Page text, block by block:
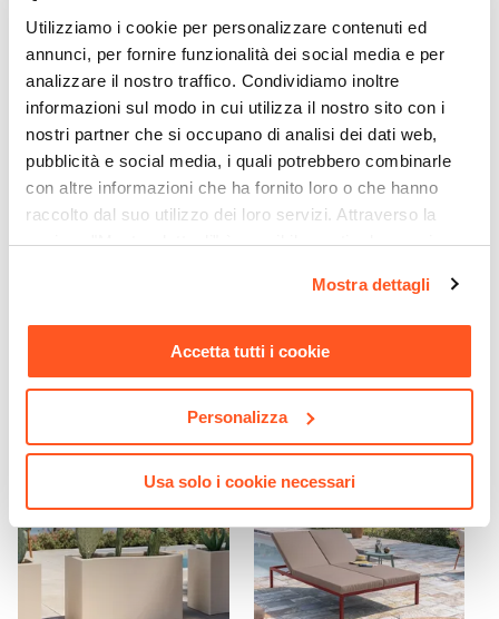
Utilizziamo i cookie per personalizzare contenuti ed
annunci, per fornire funzionalità dei social media e per
analizzare il nostro traffico. Condividiamo inoltre
informazioni sul modo in cui utilizza il nostro sito con i
nostri partner che si occupano di analisi dei dati web,
pubblicità e social media, i quali potrebbero combinarle
con altre informazioni che ha fornito loro o che hanno
raccolto dal suo utilizzo dei loro servizi. Attraverso la
sezione "Mostra dettagli" è possibile gestire le proprie
momento. Per maggiori informazioni si invita a leggere la
nostraCookie Policy.
Mostra dettagli
Accetta tutti i cookie
Personalizza
Usa solo i cookie necessari
Braccioli
Si
Trama
Corde
Materiale Struttura
Alluminio
Verniciatura
Materiale Seduta
Colore Seduta
Cuscini
Colore Cuscino
Antracite
Caratteristiche Divano
Cuscini idrorepellenti
Cuscini sfoderabili e
Norris
€ 482,00
Piantana LED da esterno
terracotta - Daikiri
€ 47,99